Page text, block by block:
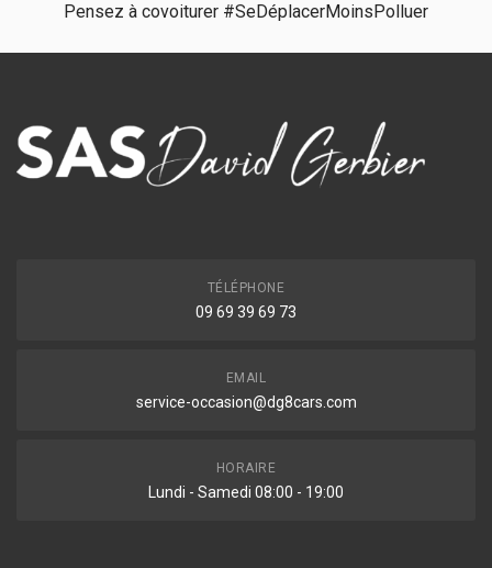
Pensez à covoiturer #SeDéplacerMoinsPolluer
TÉLÉPHONE
09 69 39 69 73
EMAIL
service-occasion@dg8cars.com
HORAIRE
Lundi - Samedi 08:00 - 19:00